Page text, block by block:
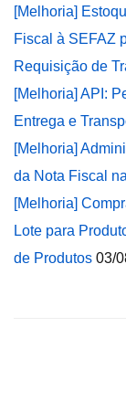
[Melhoria]
Fiscal à SEFAZ
Requisição de
[Melhoria] API:
Entrega e
[Melhoria]
da Nota Fiscal
[Melhoria]
Lote para
de Produtos 03/